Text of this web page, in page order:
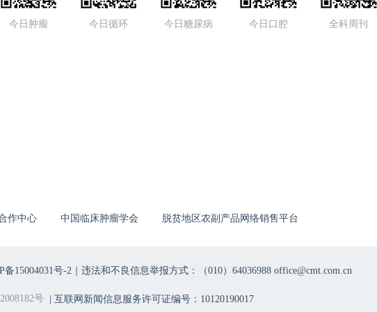
今日肿瘤 今日循环 今日糖尿病 今日口腔 全科周刊
作中心 中国临床肿瘤学会 脱贫地区农副产品网络销售平台
备15004031号-2｜违法和不良信息举报方式：（010）64036988 office@cmt.com.cn
号| 互联网新闻信息服务许可证编号：10120190017